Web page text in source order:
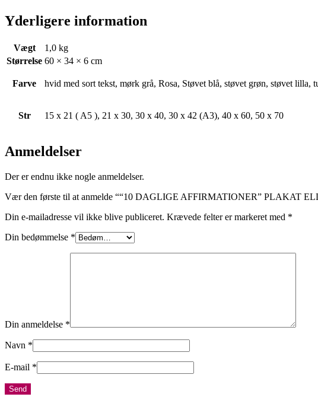
Yderligere information
Vægt
1,0 kg
Størrelse 60 × 34 × 6 cm
Farve hvid med sort tekst, mørk grå, Rosa, Støvet blå, støvet grøn, støvet lilla,
Str 15 x 21 ( A5 ), 21 x 30, 30 x 40, 30 x 42 (A3), 40 x 60, 50 x 70
Anmeldelser
Der er endnu ikke nogle anmeldelser.
Vær den første til at anmelde ““10 DAGLIGE AFFIRMATIONER” PLAKAT
Din e-mailadresse vil ikke blive publiceret. Krævede felter er markeret med *
Din bedømmelse *
Din anmeldelse *
Navn *
E-mail *